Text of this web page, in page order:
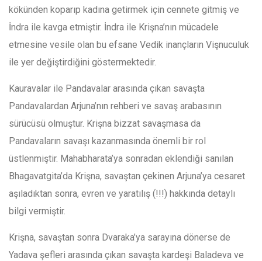
kökünden koparıp kadına getirmek için cennete gitmiş ve
İndra ile kavga etmiştir. İndra ile Krişna’nın mücadele
etmesine vesile olan bu efsane Vedik inançların Vişnuculuk
ile yer değiştirdiğini göstermektedir.
Kauravalar ile Pandavalar arasında çıkan savaşta
Pandavalardan Arjuna’nın rehberi ve savaş arabasının
sürücüsü olmuştur. Krişna bizzat savaşmasa da
Pandavaların savaşı kazanmasında önemli bir rol
üstlenmiştir. Mahabharata’ya sonradan eklendiği sanılan
Bhagavatgita’da Krişna, savaştan çekinen Arjuna’ya cesaret
aşıladıktan sonra, evren ve yaratılış (!!!) hakkında detaylı
bilgi vermiştir.
Krişna, savaştan sonra Dvaraka’ya sarayına dönerse de
Yadava şefleri arasında çıkan savaşta kardeşi Baladeva ve